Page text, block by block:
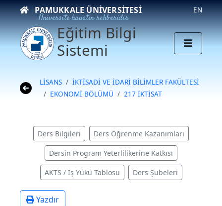
PAMUKKALE ÜNIVERSITESI
Üniversite hayatın rehberidir
EN
Eğitim Bilgi
Sistemi
LİSANS
İKTİSADİ VE İDARİ BİLİMLER FAKÜLTESİ
EKONOMİ BÖLÜMÜ
217 İKTİSAT
Ders Bilgileri Ders Öğrenme Kazanımları
Dersin Program Yeterlilikerine Katkısı
AKTS / İş Yükü Tablosu Ders Şubeleri
Yazdır